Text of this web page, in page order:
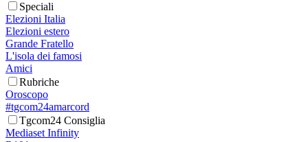
Speciali
Elezioni Italia
Elezioni estero
Grande Fratello
L'isola dei famosi
Amici
Rubriche
Oroscopo
#tgcom24amarcord
Tgcom24 Consiglia
Mediaset Infinity